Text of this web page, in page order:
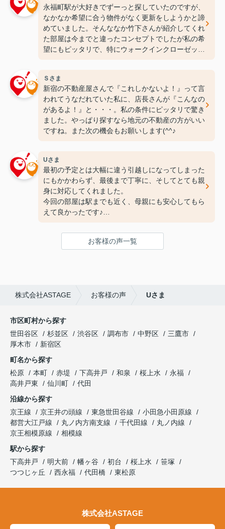
永福町駅が大好きでずーっと探していたのですが、
なかなか希望に合う物件がなく更新をしようかと諦
めていました。そんななか竹下さんが紹介してくれ
た部屋は今までと違ったコンセプトでしたが私の希
望にもピッタリで、特にウォークインクローゼット
Ｓさま
新宿の不動産屋さんで『これしかないよ！』って言
われてうなだれていた私に、店長さんが『こんなの
があるよ！』と・・・。私の条件にピッタリで驚き
ました。やっぱり探すなら地元の不動産の方がいい
ですね。また次の機会もお願いします(^^♪
Uさま
最初の予定とは大幅に違う引越しになってしまった
にもかかわらず、最後まで丁寧に、そしてとても親
身に対応してくれました。
今回の部屋は駅までも近く、母親にも安心してもら
えて良かったです♪
ってます！
ありがとうございました(^^♪
お客様の声一覧
株式会社ASTAGE お客様の声 Uさま
市区町村から探す
世田谷区
杉並区 渋谷区 調布市 中野区
三鷹市
厚木市
新宿区
町名から探す
松原
本町 赤堤 下高井戸 和泉 桜上水
永福
高井戸東
仙川町
代田
沿線から探す
京王線
京王井の頭線 東急世田谷線
小田急小田原線
都営大江戸線
丸ノ内方南支線 千代田線
丸ノ内線
京王相模原線
相模線
駅から探す
下高井戸
明大前 幡ヶ谷 初台 桜上水
笹塚
つつじヶ丘
西永福 代田橋 東松原
株式会社ASTAGE